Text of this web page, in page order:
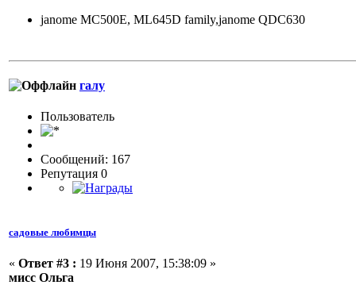
janome MC500E, ML645D family,janome QDC630
галу
Пользовaтeль
Сообщений: 167
Репутация 0
садовые любимцы
« Ответ #3 : 19 Июня 2007, 15:38:09 »
мисс Ольга